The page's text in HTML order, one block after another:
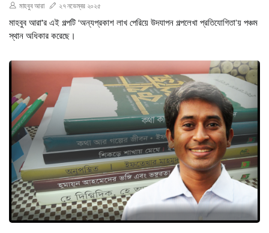
মাহবুব আরা ২৭ নভেম্বর ২০২৫
মাহবুব আরা'র এই গল্পটি ‘অন্যপ্রকাশ লাখ পেরিয়ে উদযাপন গল্পলেখা প্রতিযোগিতা’য় পঞ্চম
স্থান অধিকার করেছে।